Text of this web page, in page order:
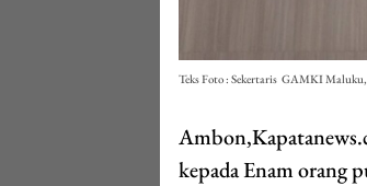
Teks Foto : Sekertaris GAMKI
kepada Enam orang